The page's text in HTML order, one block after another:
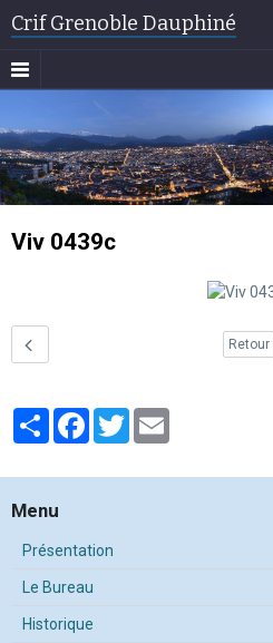
Crif Grenoble Dauphiné
Viv 0439c
Retour
PartagerFacebook
Twitter
Menu
Présentation
Le Bureau
Historique